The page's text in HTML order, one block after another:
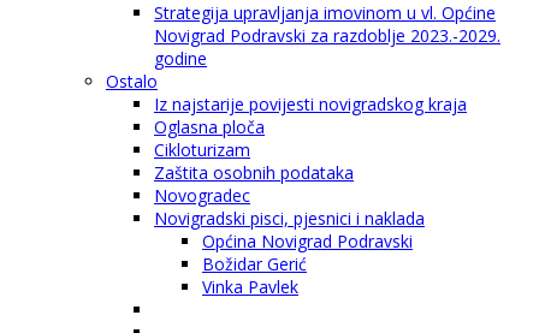
Strategija upravljanja imovinom u vl. Općine
Novigrad Podravski za razdoblje 2023.-2029.
godine
Ostalo
Iz najstarije povijesti novigradskog kraja
Oglasna ploča
Cikloturizam
Zaštita osobnih podataka
Novogradec
Novigradski pisci, pjesnici i naklada
Općina Novigrad Podravski
Božidar Gerić
Vinka Pavlek